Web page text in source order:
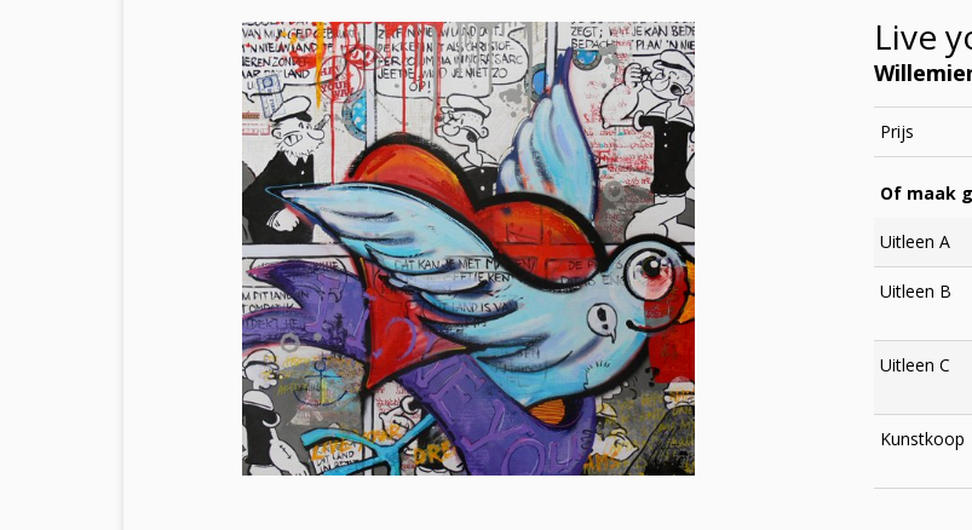
Live
Prijs
Of maak
Uitleen A
Uitleen B
Uitleen C
Kunstkoop